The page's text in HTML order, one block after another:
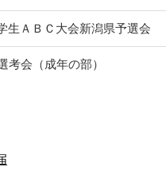
生ＡＢＣ大会新潟県予選会
考会（成年の部）